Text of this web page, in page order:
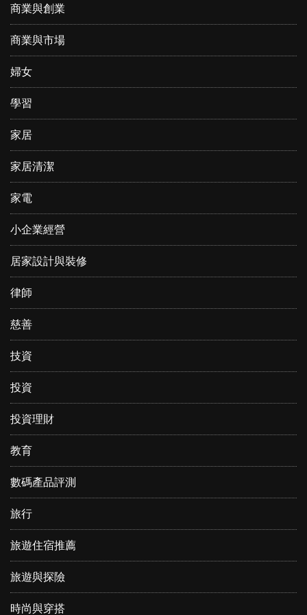
商業與創業
商業與市場
婦女
學習
家居
家居清潔
家電
小企業經營
居家設計與裝修
律師
慈善
技資
投資
投資理財
教育
數碼產品評測
旅行
旅遊住宿推薦
旅遊與探險
時尚與穿搭